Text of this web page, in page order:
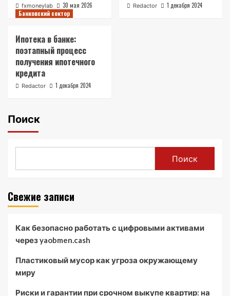
fxmoneylab 30 мая 2026 Redactor
1 декабря 2024
Банковский сектор
Ипотека в банке:
поэтапный процесс
получения ипотечного
кредита
Redactor 1 декабря 2024
Поиск
Поиск
Свежие записи
Как безопасно работать с цифровыми активами
через yaobmen.cash
Пластиковый мусор как угроза окружающему
миру
Риски и гарантии при срочном выкупе квартир: на